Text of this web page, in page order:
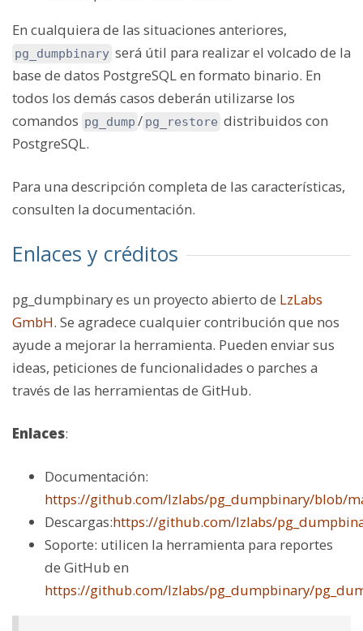
En cualquiera de las situaciones anteriores,
pg_dumpbinary será útil para realizar el volcado de la
base de datos PostgreSQL en formato binario. En
todos los demás casos deberán utilizarse los
comandos pg_dump / pg_restore distribuidos con
PostgreSQL.
Para una descripción completa de las características,
consulten la documentación.
Enlaces y créditos
pg_dumpbinary es un proyecto abierto de LzLabs
GmbH. Se agradece cualquier contribución que nos
ayude a mejorar la herramienta. Pueden enviar sus
ideas, peticiones de funcionalidades o parches a
través de las herramientas de GitHub.
Enlaces:
Documentación:
https://github.com/lzlabs/pg_dumpbinary/blob/
Descargas:https://github.com/lzlabs/
Soporte: utilicen la herramienta para reportes
de GitHub en
https://github.com/lzlabs/pg_dumpbinary/